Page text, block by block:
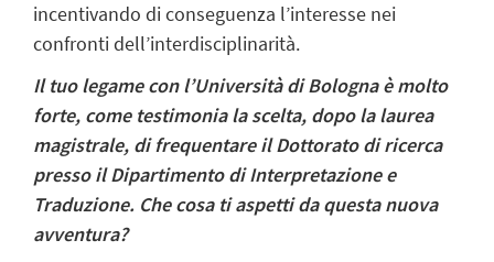
incentivando di conseguenza l’interesse nei
confronti dell’interdisciplinarità.
Il tuo legame con l’Università di Bologna è molto
forte, come testimonia la scelta, dopo la laurea
magistrale, di frequentare il Dottorato di ricerca
presso il Dipartimento di Interpretazione e
Traduzione. Che cosa ti aspetti da questa nuova
avventura?